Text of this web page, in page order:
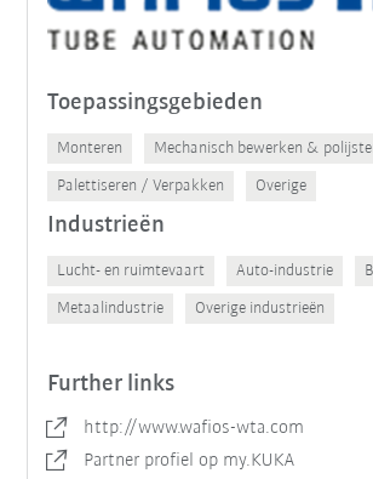
Toepassingsgebieden
Monteren Mechanisch bewerken &
Palettiseren / Verpakken Overige
Industrieën
Lucht- en ruimtevaart Auto-industrie
Metaalindustrie Overige industrieën
Further links
http://www.wafios-wta.com
Partner profiel op my.KUKA